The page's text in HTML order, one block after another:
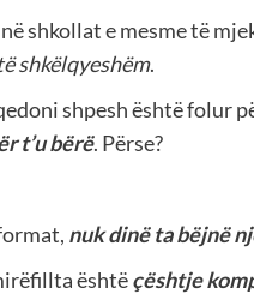
shkollat e mesme të
shkëlqyeshëm.
shpesh është folur
t’u bërë. Përse?
nuk dinë ta bëjnë
ështëçështje